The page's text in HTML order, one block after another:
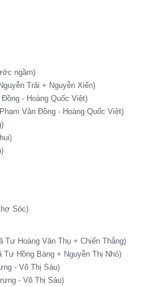
ngầm)
Trãi + Nguyễn Xiển)
- Hoàng Quốc Việt)
Văn Đồng - Hoàng Quốc Việt)
Sóc)
Tư Hoàng Văn Thụ + Chiến Thắng)
Tư Hồng Bàng + Nguyễn Thị Nhỏ)
- Võ Thị Sáu)
- Võ Thị Sáu)